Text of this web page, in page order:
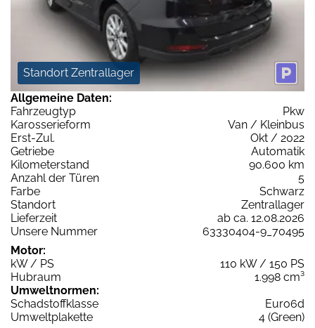
Standort Zentrallager
Allgemeine Daten:
Fahrzeugtyp
Pkw
Karosserieform
Van / Kleinbus
Erst-Zul.
Okt / 2022
Getriebe
Automatik
Kilometerstand
90.600 km
Anzahl der Türen
5
Farbe
Schwarz
Standort
Zentrallager
Lieferzeit
ab ca. 12.08.2026
Unsere Nummer
63330404-9_70495
Motor:
kW / PS
110 kW / 150 PS
Hubraum
1.998 cm³
Umweltnormen:
Schadstoffklasse
Euro6d
Umweltplakette
4 (Green)